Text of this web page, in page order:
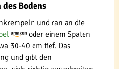
Bodens
und ran an die
oder einem Spaten
30-40 cm tief. Das
und gibt den